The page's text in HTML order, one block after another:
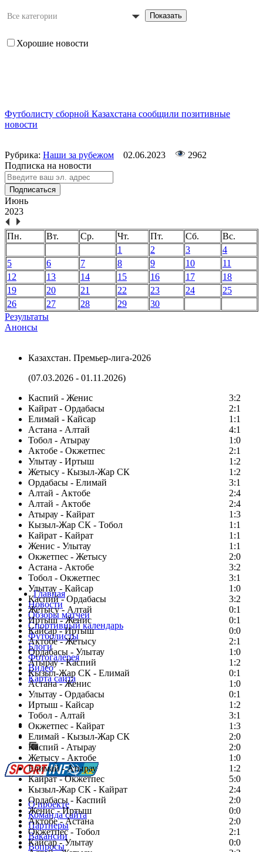
Все категории Показать
Хорошие новости
Футболисту сборной Казахстана сообщили позитивные
новости
Рубрика: Наши за рубежом 02.06.2023
2962
Подписка на новости
Подписаться
Июнь
2023
Пн. Вт. Ср. Чт. Пт. Сб.
Вс.
1
2 3
4
5
6 7 8 9 10
11
12
13 14 15 16 17
18
19
20 21 22 23 24
25
26
27 28 29
30
Результаты
Анонсы
Казахстан. Премьер-лига-2026
(07.03.2026 - 01.11.2026)
Каспий - Женис
3:2
Кайрат - Ордабасы
2:1
Елимай - Кайсар
1:1
Астана - Алтай
4:1
Тобол - Атырау
1:0
Актобе - Окжетпес
2:1
Улытау - Иртыш
1:2
Жетысу - Кызыл-Жар СК
1:2
Ордабасы - Елимай
3:1
Алтай - Актобе
2:4
Алтай - Актобе
2:4
Атырау - Кайрат
1:3
Кызыл-Жар СК - Тобол
1:1
Кайрат - Кайрат
1:1
Женис - Улытау
1:1
Окжетпес - Жетысу
2:0
Астана - Актобе
3:2
Тобол - Окжетпес
3:1
Улытау - Кайсар
1:0
Каспий - Ордабасы
3:2
Жетысу - Алтай
0:1
Иртыш - Женис
0:1
Кайсар - Иртыш
0:0
Актобе - Жетысу
2:1
Ордабасы - Улытау
1:0
Атырау - Каспий
1:2
Кызыл-Жар СК - Елимай
0:1
Астана - Женис
1:0
Улытау - Ордабасы
0:1
Иртыш - Кайсар
1:2
Тобол - Алтай
3:1
Окжетпес - Кайрат
1:3
Елимай - Кызыл-Жар СК
2:0
Каспий - Атырау
2:0
Жетысу - Актобе
1:0
Елимай - Атырау
1:2
Кайрат - Окжетпес
5:0
Кызыл-Жар СК - Кайрат
2:4
Ордабасы - Каспий
2:0
Женис - Иртыш
0:0
Актобе - Астана
2:0
Окжетпес - Тобол
2:1
Кайсар - Улытау
0:0
Главная
Новости
Обзоры матчей
Спортивный календарь
Футболисты
Блоги
Фотогалерея
Видео
Карта сайта
Есть идея?
Сообщить о мероприятии
Перейти на старый сайт
О проекте
Команда сайта
Партнеры
Вакансии
Вопросы